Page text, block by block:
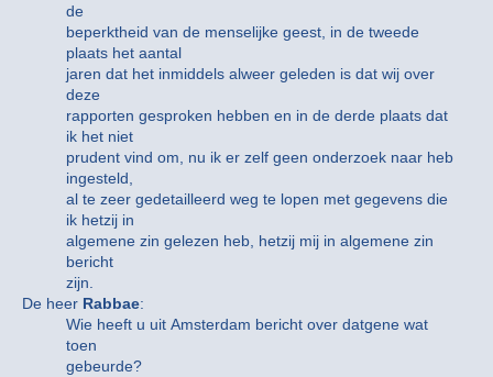
de
beperktheid van de menselijke geest, in de tweede
plaats het aantal
jaren dat het inmiddels alweer geleden is dat wij over
deze
rapporten gesproken hebben en in de derde plaats dat
ik het niet
prudent vind om, nu ik er zelf geen onderzoek naar heb
ingesteld,
al te zeer gedetailleerd weg te lopen met gegevens die
ik hetzij in
algemene zin gelezen heb, hetzij mij in algemene zin
bericht
zijn.
De heer Rabbae:
Wie heeft u uit Amsterdam bericht over datgene wat
toen
gebeurde?